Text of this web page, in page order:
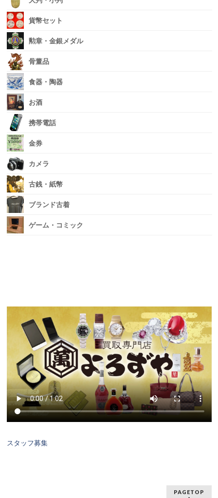
貨幣セット
勲章・金銀メダル
骨董品
食器・陶器
お酒
携帯電話
金券
カメラ
古銭・紙幣
ブランド古着
ゲーム・コミック
スタッフ募集
PAGETOP